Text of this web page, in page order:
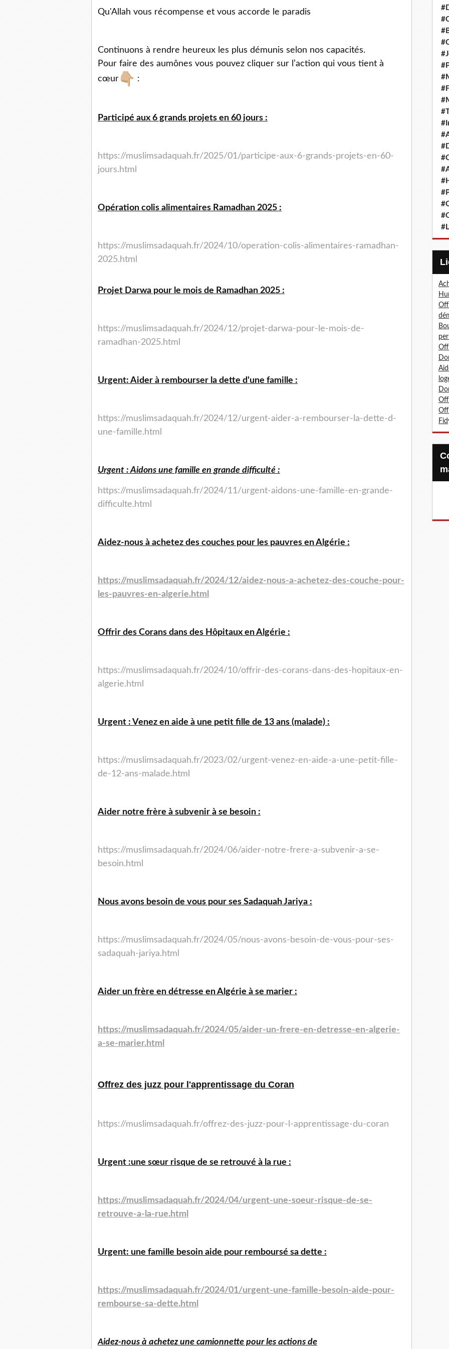
Qu'Allah vous récompense et vous accorde le paradis
Continuons à rendre heureux les plus démunis selon nos capacités.
Pour faire des aumônes vous pouvez cliquer sur l’action qui vous tient à
cœur
:
Participé aux 6 grands projets en 60 jours :
https://muslimsadaquah.fr/2025/01/participe-aux-6-grands-projets-en-60-
jours.html
Opération colis alimentaires Ramadhan 2025 :
https://muslimsadaquah.fr/2024/10/operation-colis-alimentaires-ramadhan-
2025.html
Projet Darwa pour le mois de Ramadhan 2025 :
https://muslimsadaquah.fr/2024/12/projet-darwa-pour-le-mois-de-
ramadhan-2025.html
Urgent: Aider à rembourser la dette d'une famille :
https://muslimsadaquah.fr/2024/12/urgent-aider-a-rembourser-la-dette-d-
une-famille.html
Urgent : Aidons une famille en grande difficulté :
https://muslimsadaquah.fr/2024/11/urgent-aidons-une-famille-en-grande-
difficulte.html
Aidez-nous à achetez des couches pour les pauvres en Algérie :
https://muslimsadaquah.fr/2024/12/aidez-nous-a-achetez-des-couche-pour-
les-pauvres-en-algerie.html
Offrir des Corans dans des Hôpitaux en Algérie :
https://muslimsadaquah.fr/2024/10/offrir-des-corans-dans-des-hopitaux-en-
algerie.html
Urgent : Venez en aide à une petit fille de 13 ans (malade) :
https://muslimsadaquah.fr/2023/02/urgent-venez-en-aide-a-une-petit-fille-
de-12-ans-malade.html
Aider notre frère à subvenir à se besoin :
https://muslimsadaquah.fr/2024/06/aider-notre-frere-a-subvenir-a-se-
besoin.html
Nous avons besoin de vous pour ses Sadaquah Jariya :
https://muslimsadaquah.fr/2024/05/nous-avons-besoin-de-vous-pour-ses-
sadaquah-jariya.html
Aider un frère en détresse en Algérie à se marier :
https://muslimsadaquah.fr/2024/05/aider-un-frere-en-detresse-en-algerie-
a-se-marier.html
Offrez des juzz pour l'apprentissage du Coran
https://muslimsadaquah.fr/offrez-des-juzz-pour-l-apprentissage-du-coran
Urgent :une sœur risque de se retrouvé à la rue :
https://muslimsadaquah.fr/2024/04/urgent-une-soeur-risque-de-se-
retrouve-a-la-rue.html
Urgent: une famille besoin aide pour remboursé sa dette :
https://muslimsadaquah.fr/2024/01/urgent-une-famille-besoin-aide-pour-
rembourse-sa-dette.html
Aidez-nous à achetez une camionnette pour les actions de
Confiez-nous votre Zakat-al-